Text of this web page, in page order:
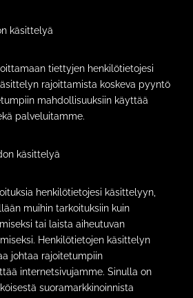
käsittelyä
tiettyjen henkilötietojesi
rajoittamista koskeva pyyntö
mahdollisuuksiin käyttää
palveluitamme.
käsittelyä
henkilötietojesi käsittelyyn,
muihin tarkoituksiin kuin
tai laista aiheutuvan
Henkilötietojen käsittelyn
johtaa rajoitetumpiin
internetsivujamme. Sinulla on
suoramarkkinoinnista